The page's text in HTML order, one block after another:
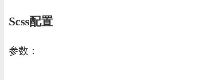
Scss配置
参数：